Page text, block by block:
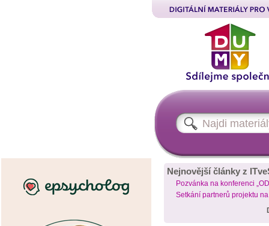
Nejnovější články z
Pozvánka na konferenci
Setkání partnerů projektu